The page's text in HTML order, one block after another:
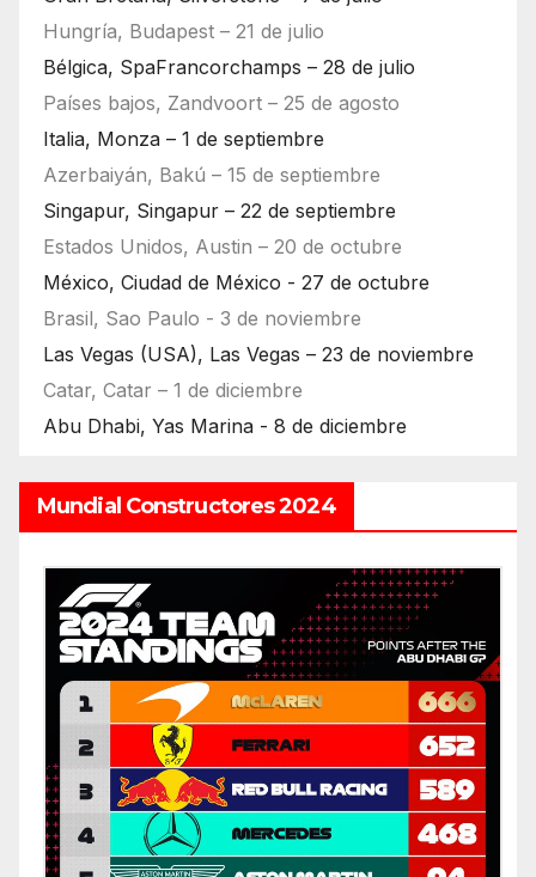
Hungría, Budapest – 21 de julio
Bélgica, SpaFrancorchamps – 28 de julio
Países bajos, Zandvoort – 25 de agosto
Italia, Monza – 1 de septiembre
Azerbaiyán, Bakú – 15 de septiembre
Singapur, Singapur – 22 de septiembre
Estados Unidos, Austin – 20 de octubre
México, Ciudad de México - 27 de octubre
Brasil, Sao Paulo - 3 de noviembre
Las Vegas (USA), Las Vegas – 23 de noviembre
Catar, Catar – 1 de diciembre
Abu Dhabi, Yas Marina - 8 de diciembre
Mundial Constructores 2024